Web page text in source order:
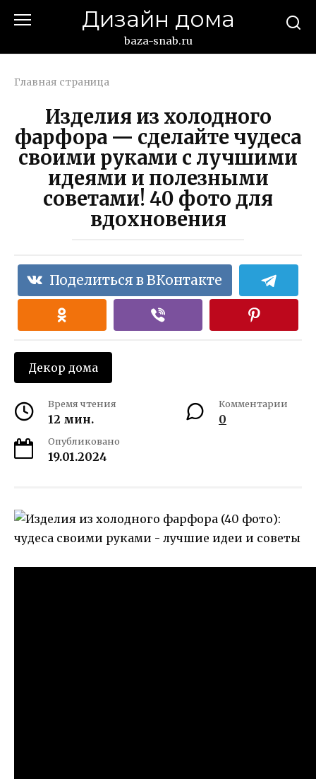
Дизайн дома
baza-snab.ru
Главная страница
Изделия из холодного
фарфора — сделайте чудеса
своими руками с лучшими
идеями и полезными
советами! 40 фото для
вдохновения
Поделиться в ВКонтакте
Декор дома
Время чтения
12 мин.
Комментарии
0
Опубликовано
19.01.2024